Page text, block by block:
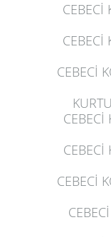
CEBECİ
CEBECİ
CEBECİ
CEBECİ
CEBECİ
CEBECİ